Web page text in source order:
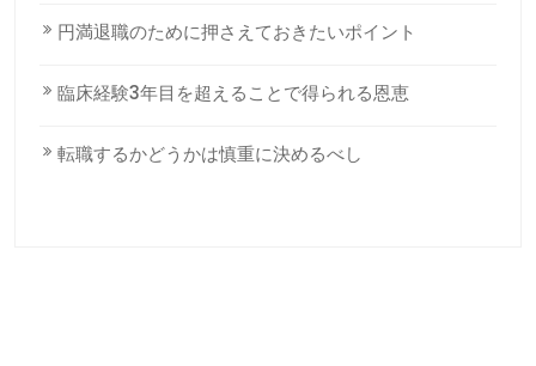
円満退職のために押さえておきたいポイント
臨床経験3年目を超えることで得られる恩恵
転職するかどうかは慎重に決めるべし